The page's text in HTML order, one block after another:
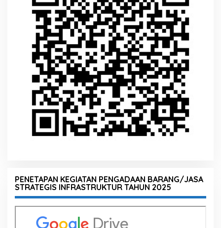
PENETAPAN KEGIATAN PENGADAAN BARANG/JASA
STRATEGIS INFRASTRUKTUR TAHUN 2025